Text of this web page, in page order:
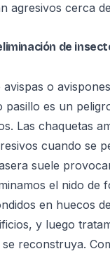
agresivos cerca
de
o
pasillo es un
Las chaquetas
cuando se
suele
el nido de
en huecos
y luego
reconstruya.